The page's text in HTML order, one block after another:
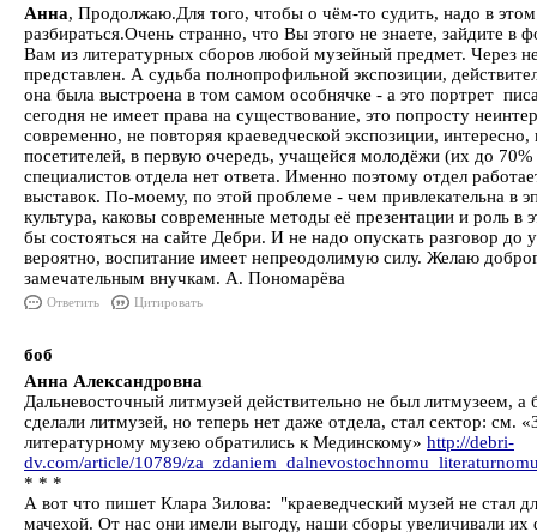
Анна, Продолжаю.Для того, чтобы о чём-то судить, надо в
разбираться.Очень странно, что Вы этого не знаете, зайдите в
Вам из литературных сборов любой музейный предмет. Через
представлен. А судьба полнопрофильной экспозиции,
она была выстроена в том самом особнячке - а это портрет
сегодня не имеет права на существование, это попросту
современно, не повторяя краеведческой экспозиции,
посетителей, в первую очередь, учащейся молодёжи (их до
специалистов отдела нет ответа. Именно поэтому отдел
выставок. По-моему, по этой проблеме - чем привлекательна в
культура, каковы современные методы её презентации и роль
бы состояться на сайте Дебри. И не надо опускать разговор до
вероятно, воспитание имеет непреодолимую силу. Желаю
замечательным внучкам. А. Пономарёва
Ответить Цитировать
боб
Анна Александровна
Дальневосточный литмузей действительно не был литмузеем, а
сделали литмузей, но теперь нет даже отдела, стал сектор: см.
литературному музею обратились к Мединскому» http://debri-
dv.com/article/10789/
* * *
А вот что пишет Клара Зилова: "краеведческий музей не стал
мачехой. От нас они имели выгоду, наши сборы увеличивали